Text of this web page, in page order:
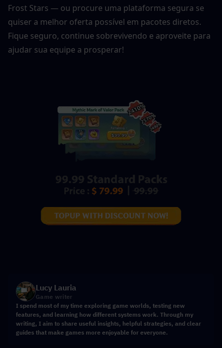
Frost Stars — ou procure uma plataforma segura se
quiser a melhor oferta possível em pacotes diretos.
Fique seguro, continue sobrevivendo e aproveite para
ajudar sua equipe a prosperar!
Lucy Lauria
Game writer
I spend most of my time exploring game worlds, testing new
features, and learning how different systems work. Through my
writing, I aim to share useful insights, helpful strategies, and clear
guides that make games more enjoyable for everyone.